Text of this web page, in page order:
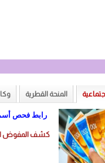
المنحة القطرية
رابط فحص أسماء
كشف المفوض